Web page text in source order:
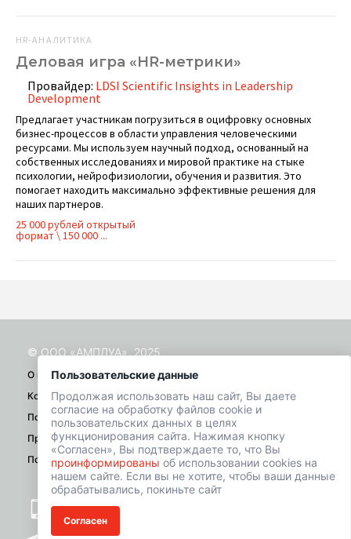
HR-АНАЛИТИКА
Деловая игра «HR-метрики»
Провайдер: LDSI Scientific Insights in Leadership
Development
Предлагает участникам погрузиться в оцифровку основных
бизнес-процессов в области управления человеческими
ресурсами. Мы используем научный подход, основанный на
собственных исследованиях и мировой практике на стыке
психологии, нейрофизиологии, обучения и развития. Это
помогает находить максимально эффективные решения для
наших партнеров.
25 000 рублей открытый
формат \ 150 000 ...
Пользовательские данные
Продолжая использовать наш сайт, Вы даете
согласие на обработку файлов cookie и
пользовательских данных в целях
функционирования сайта. Нажимая кнопку
«Согласен», Вы подтверждаете то, что Вы
проинформированы об использовании cookies на
нашем сайте. Если вы не хотите, чтобы ваши данные
обрабатывались, покиньте сайт
Согласен
© ООО «АМПЛУА», 2025
О проекте
Контакты
Помощь
Правила
Политика конфиденциальности
+7 (901) 518-01-49